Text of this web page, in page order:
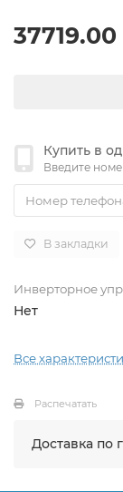
37719.00
Купить в
Введите
В закладки
Инверторное
Нет
Все
Распечатать
Доставка по